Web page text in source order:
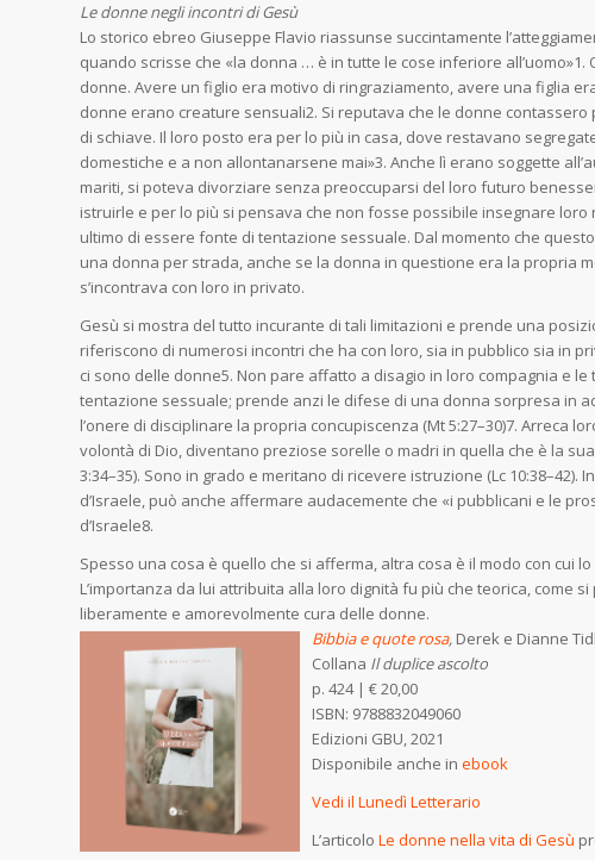
Le donne negli incontri di Gesù
Lo storico ebreo Giuseppe Flavio riassunse succintamente
quando scrisse che «la donna … è in tutte le cose inferiore
donne. Avere un figlio era motivo di ringraziamento, avere una figlia
don­ne erano creature sensuali2. Si reputava che le donne
di schiave. Il loro posto era per lo più in casa, dove restavano
domestiche e a non allonta­narsene mai»3. Anche lì erano soggette
mariti, si po­teva divorziare senza preoccuparsi del loro futuro
istruirle e per lo più si pensava che non fosse possibile inse­gnare
ultimo di essere fonte di tentazione ses­suale. Dal momento che
una donna per strada, anche se la donna in questione era la propria
s’in­contrava con loro in privato.
Gesù si mostra del tutto incurante di tali limitazioni e prende una
riferiscono di numerosi incon­tri che ha con loro, sia in pubblico sia in
ci sono delle donne5. Non pare affatto a disagio in loro compagnia e
tentazione sessuale; prende anzi le difese di una donna sorpresa in
l’onere di disciplinare la propria concupi­scenza (Mt 5:27–30)7. Arreca
volontà di Dio, di­ventano preziose sorelle o madri in quella che è la
3:34–35). Sono in grado e meritano di ricevere istruzione (Lc
d’Israele, può anche affermare audace­mente che «i pubblicani e le
d’Israele8.
Spesso una cosa è quello che si afferma, altra cosa è il modo con cui
L’importanza da lui attribuita alla loro dignità fu più che teorica, come
liberamente e amo­revolmente cura delle donne.
Bibbia e quote rosa, Derek e Dianne
Collana Il duplice ascolto
p. 424 | € 20,00
ISBN: 9788832049060
Edizioni GBU, 2021
Disponibile anche in ebook
Vedi il Lunedì Letterario
L’articolo Le donne nella vita di Gesù